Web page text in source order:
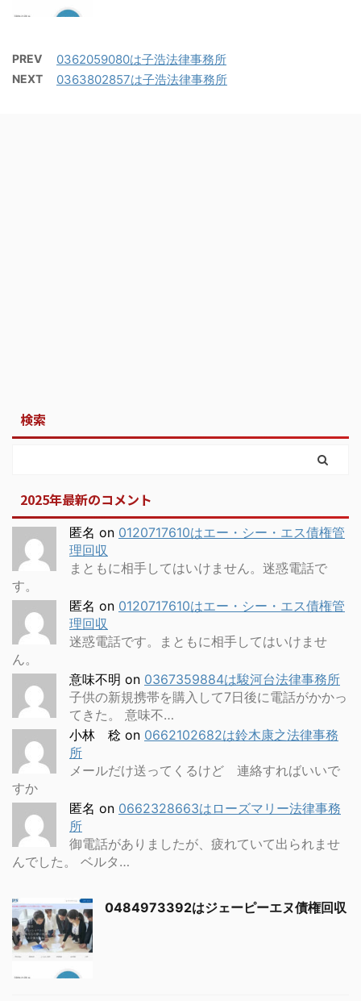
PREV 0362059080は子浩法律事務所
NEXT 0363802857は子浩法律事務所
検索
2025年最新のコメント
匿名 on 0120717610はエー・シー・エス債権管
理回収
まともに相手してはいけません。迷惑電話で
す。
匿名 on 0120717610はエー・シー・エス債権管
理回収
迷惑電話です。まともに相手してはいけませ
ん。
意味不明 on 0367359884は駿河台法律事務所
子供の新規携帯を購入して7日後に電話がかかっ
てきた。 意味不…
小林 稔 on 0662102682は鈴木康之法律事務
所
メールだけ送ってくるけど 連絡すればいいで
すか
匿名 on 0662328663はローズマリー法律事務
所
御電話がありましたが、疲れていて出られませ
んでした。 ベルタ…
0484973392はジェーピーエヌ債権回収